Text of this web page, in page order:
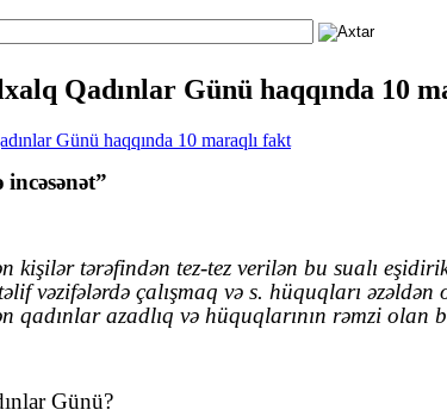
Qadınlar Günü haqqında 10
kişilər tərəfindən tez-tez verilən bu sualı
vəzifələrdə çalışmaq və s. hüquqları
qadınlar azadlıq və hüquqlarının rəmzi
Günü?